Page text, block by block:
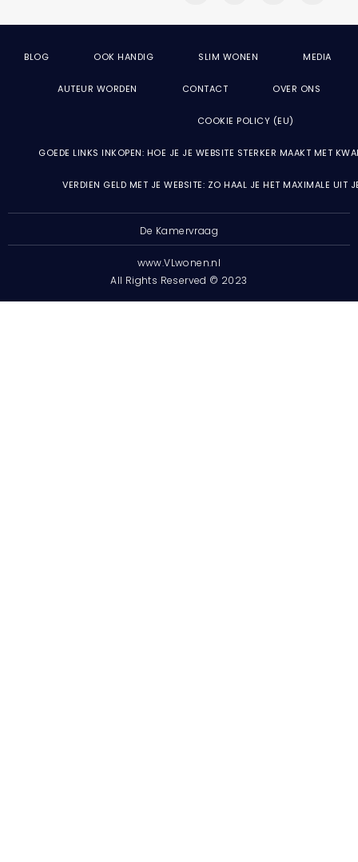
BLOG OOK HANDIG SLIM WONEN MEDIA
AUTEUR WORDEN CONTACT OVER ONS
COOKIE POLICY (EU)
GOEDE LINKS INKOPEN: HOE JE JE WEBSITE STERKER MAAKT MET
VERDIEN GELD MET JE WEBSITE: ZO HAAL JE HET MAXIMALE UIT
De Kamervraag
www.VLwonen.nl
All Rights Reserved © 2023